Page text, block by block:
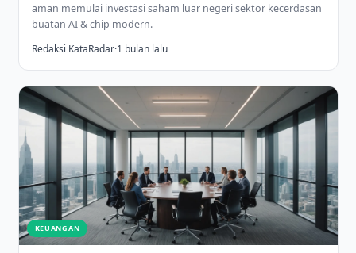
aman memulai investasi saham luar negeri sektor kecerdasan
buatan AI & chip modern.
Redaksi KataRadar·1 bulan lalu
KEUANGAN